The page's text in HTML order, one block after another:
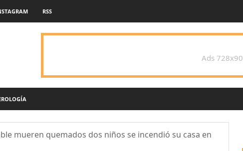
RSS
Ads 728x90
mueren quemados dos niños se incendió su casa en